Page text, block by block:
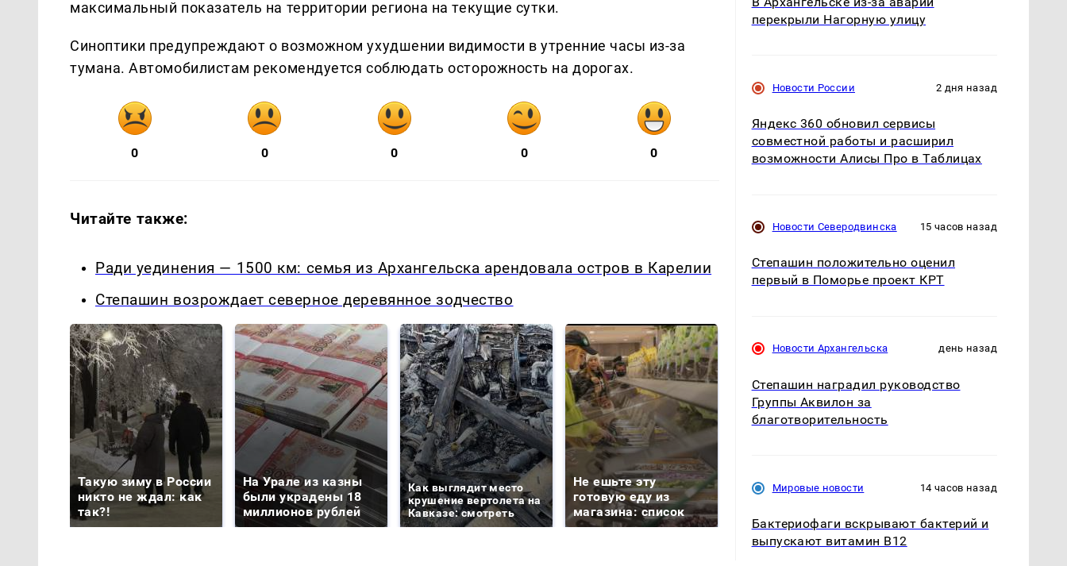
максимальный показатель на территории региона на текущие сутки.
Синоптики предупреждают о возможном ухудшении видимости в утренние часы из-за
тумана. Автомобилистам рекомендуется соблюдать осторожность на дорогах.
0 0 0 0 0
Читайте также:
Ради уединения — 1500 км: семья из Архангельска арендовала остров в Карелии
Степашин возрождает северное деревянное зодчество
Такую зиму в России
никто не ждал: как
так?!
На Урале из казны
были украдены 18
миллионов рублей
Как выглядит место
крушение вертолета на
Кавказе: смотреть
Не ешьте эту
готовую еду из
магазина: список
В ОАЭ произошло
жестокое убийство
Все новости по
перекрыли Нагорную улицу
Новости России 2 дня назад
Яндекс 360 обновил сервисы
совместной работы и расширил
возможности Алисы Про в Таблицах
Новости Северодвинска 15 часов назад
Степашин положительно оценил
первый в Поморье проект КРТ
Новости Архангельска день назад
Степашин наградил руководство
Группы Аквилон за
благотворительность
Мировые новости 14 часов назад
Бактериофаги вскрывают бактерий и
выпускают витамин B12